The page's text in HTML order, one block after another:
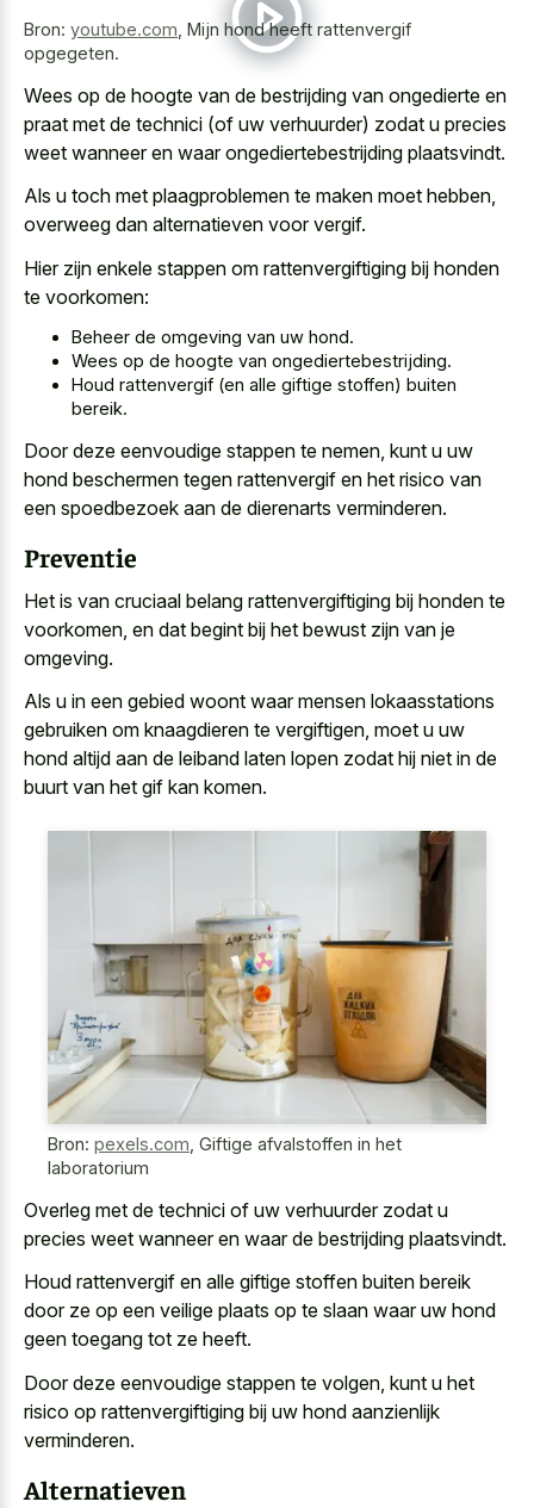
Bron: youtube.com Mijn hond heeft rattenvergif
opgegeten.
Wees op de hoogte van de bestrijding van ongedierte en
praat met de technici (of uw verhuurder) zodat u precies
weet wanneer en waar ongediertebestrijding plaatsvindt.
Als u toch met plaagproblemen te maken moet hebben,
overweeg dan alternatieven voor vergif.
Hier zijn enkele stappen om rattenvergiftiging bij honden
te voorkomen:
Beheer de omgeving van uw hond.
Wees op de hoogte van ongediertebestrijding.
Houd rattenvergif (en alle giftige stoffen) buiten
bereik.
Door deze eenvoudige stappen te nemen, kunt u uw
hond beschermen tegen rattenvergif en het risico van
een spoedbezoek aan de dierenarts verminderen.
Preventie
Het is van cruciaal belang rattenvergiftiging bij honden te
voorkomen, en dat begint bij het bewust zijn van je
omgeving.
Als u in een gebied woont waar mensen lokaasstations
gebruiken om knaagdieren te vergiftigen, moet u uw
hond altijd aan de leiband laten lopen zodat hij niet in de
buurt van het gif kan komen.
Bron: pexels.com, Giftige afvalstoffen in het
laboratorium
Overleg met de technici of uw verhuurder zodat u
precies weet wanneer en waar de bestrijding plaatsvindt.
Houd rattenvergif en alle giftige stoffen buiten bereik
door ze op een veilige plaats op te slaan waar uw hond
geen toegang tot ze heeft.
Door deze eenvoudige stappen te volgen, kunt u het
risico op rattenvergiftiging bij uw hond aanzienlijk
verminderen.
Alternatieven